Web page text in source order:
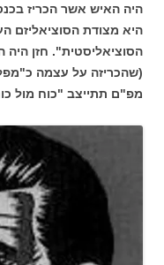
היה האיש אשר הכריז
היא מצודת הסוציאליזם
הסוציאליסטית". חזן
(שהכריזה על עצמה
מפ"ם תתייצב "כוח מול